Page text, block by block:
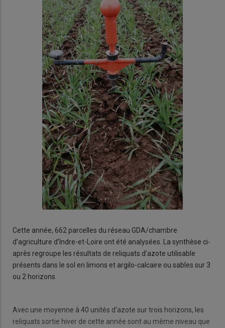
Cette année, 662 parcelles du réseau GDA/chambre
d’agriculture d’Indre-et-Loire ont été analysées. La synthèse ci-
après regroupe les résultats de reliquats d’azote utilisable
présents dans le sol en limons et argilo-calcaire ou sables sur 3
ou 2 horizons.
Avec une moyenne à 40 unités d’azote sur trois horizons, les
reliquats sortie hiver de cette année sont au même niveau que